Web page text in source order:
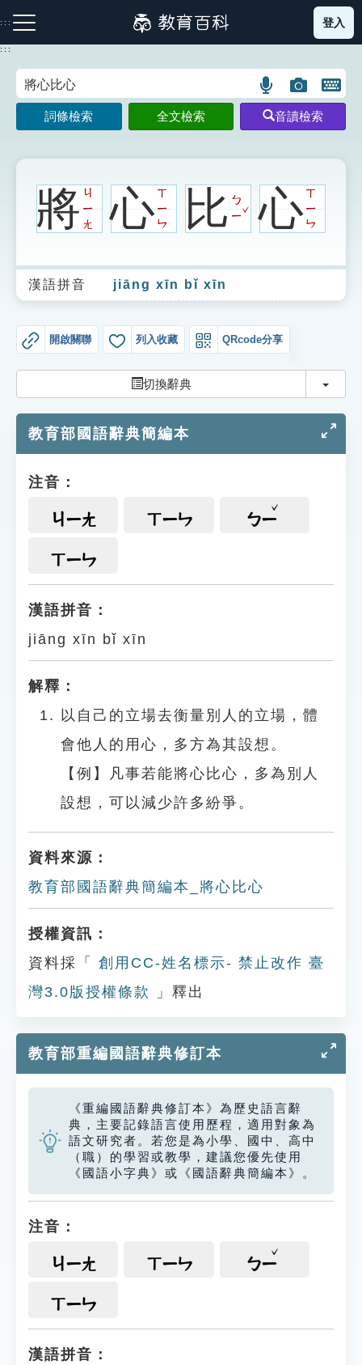
到
主
:::
注音索引圖示 筆畫索引圖示 部首索引表圖示
生字詞彙表
成語故事
索引選單
單字索引
遊戲專區
教學應用
貓頭鷹博士
登入
:::
語
言
搜
示
圖
片
搜
示
開
鍵
圖
詞條檢索 全文檢索 音讀檢索
將ㄐ
ㄧ
ㄤ
心ㄒ
ㄧ
ㄣ
比ㄅ
ㄧ
ˇ心ㄒ
ㄧ
ㄣ
漢語拼音 jiāng xīn bǐ xīn
開啟關聯 列入收藏 QRcode分享
切換辭典 切換
教育部國語辭典簡編本
注音：
ㄐㄧㄤ ㄒㄧㄣ ㄅㄧ
ㄒㄧㄣ
漢語拼音：
jiāng xīn bǐ xīn
解釋：
以自己的立場去衡量別人的立場，體
會他人的用心，多方為其設想。
【例】凡事若能將心比心，多為別人
設想，可以減少許多紛爭。
資料來源：
教育部國語辭典簡編本_將心比心
授權資訊：
資料採「
創用CC-姓名標示- 禁止改作 臺
灣3.0版授權條款
」釋出
教育部重編國語辭典修訂本
《重編國語辭典修訂本》為歷史語言辭
典，主要記錄語言使用歷程，適用對象為
語文研究者。若您是為小學、國中、高中
（職）的學習或教學，建議您優先使用
《國語小字典》或《國語辭典簡編本》。
注音：
ㄐㄧㄤ ㄒㄧㄣ ㄅㄧ
ㄒㄧㄣ
漢語拼音：